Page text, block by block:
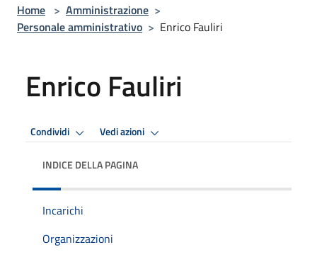
Home > Amministrazione >
Personale amministrativo > Enrico Fauliri
Enrico Fauliri
Condividi Vedi azioni
INDICE DELLA PAGINA
Incarichi
Organizzazioni